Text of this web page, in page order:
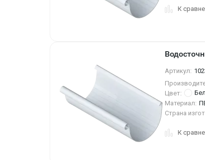
К
Артикул:
Цвет:
Материал:
Страна
К